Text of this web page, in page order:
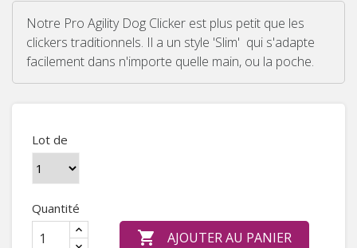
Notre Pro Agility Dog Clicker est plus petit que les
clickers traditionnels. Il a un style 'Slim' qui s'adapte
facilement dans n'importe quelle main, ou la poche.
Lot de
Quantité
 AJOUTER AU PANIER